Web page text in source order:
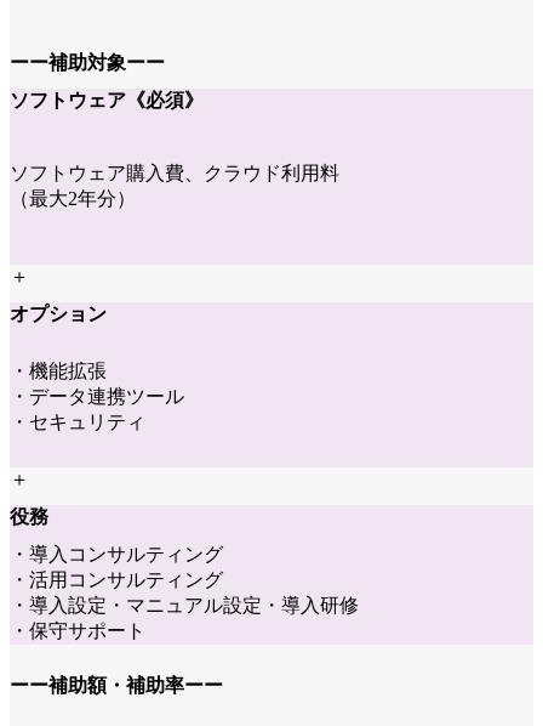
ーー補助対象ーー
ソフトウェア 《必須》
ソフトウェア購入費、クラウド利用料
（最大2年分）
＋
オプション
・機能拡張
・データ連携ツール
・セキュリティ
＋
役務
・導入コンサルティング
・活用コンサルティング
・導入設定・マニュアル設定・導入研修
・保守サポート
ーー補助額・補助率ーー